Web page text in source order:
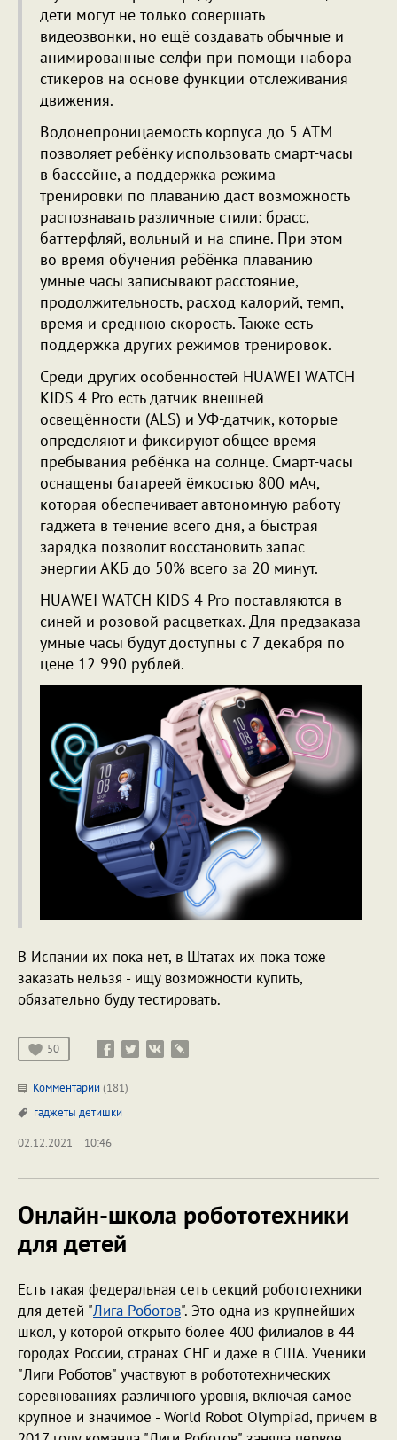
дети могут не только совершать
видеозвонки, но ещё создавать обычные и
анимированные селфи при помощи набора
стикеров на основе функции отслеживания
движения.
Водонепроницаемость корпуса до 5 ATM
позволяет ребёнку использовать смарт-часы
в бассейне, а поддержка режима
тренировки по плаванию даст возможность
распознавать различные стили: брасс,
баттерфляй, вольный и на спине. При этом
во время обучения ребёнка плаванию
умные часы записывают расстояние,
продолжительность, расход калорий, темп,
время и среднюю скорость. Также есть
поддержка других режимов тренировок.
Среди других особенностей HUAWEI WATCH
KIDS 4 Pro есть датчик внешней
освещённости (ALS) и УФ-датчик, которые
определяют и фиксируют общее время
пребывания ребёнка на солнце. Смарт-часы
оснащены батареей ёмкостью 800 мАч,
которая обеспечивает автономную работу
гаджета в течение всего дня, а быстрая
зарядка позволит восстановить запас
энергии АКБ до 50% всего за 20 минут.
HUAWEI WATCH KIDS 4 Pro поставляются в
синей и розовой расцветках. Для предзаказа
умные часы будут доступны с 7 декабря по
цене 12 990 рублей.
В Испании их пока нет, в Штатах их пока тоже
заказать нельзя - ищу возможности купить,
обязательно буду тестировать.
50
Комментарии (181)
гаджеты детишки
02.12.2021
10:46
Онлайн-школа робототехники
для детей
Есть такая федеральная сеть секций робототехники
для детей "Лига Роботов". Это одна из крупнейших
школ, у которой открыто более 400 филиалов в 44
городах России, странах СНГ и даже в США. Ученики
"Лиги Роботов" участвуют в робототехнических
соревнованиях различного уровня, включая самое
крупное и значимое - World Robot Olympiad, причем в